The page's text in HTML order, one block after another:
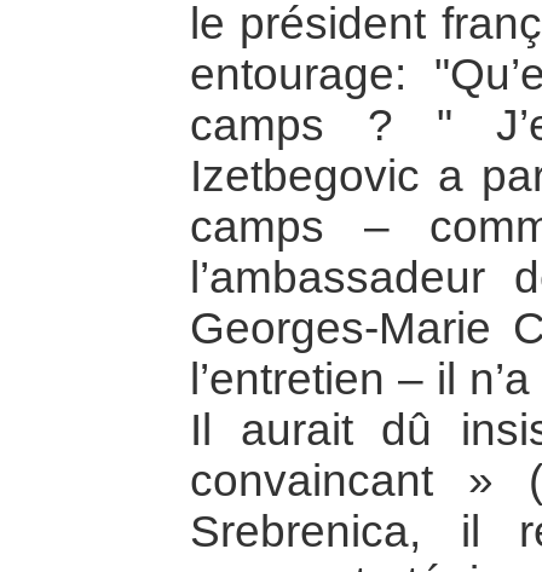
le président
entourage:
camps ? "
Izetbegovic a
camps –
Georges-Marie
l’entretien – il
Il aurait dû
convaincant »
Srebrenica, il